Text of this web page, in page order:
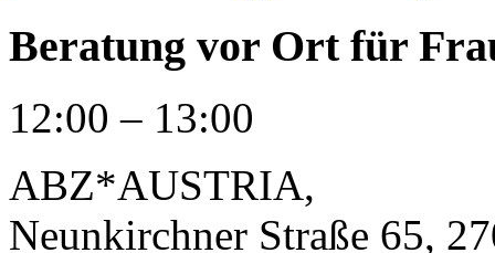
Beratung vor Ort für
12:00 – 13:00
ABZ*AUSTRIA,
Neunkirchner Straße 65,